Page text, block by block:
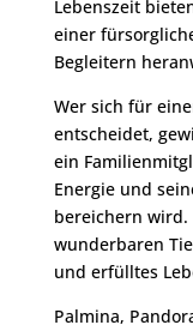
Lebenszeit
einer
Begleitern
Wer sich für
entscheidet,
ein
Energie und
bereichern wird.
wunderbaren
und erfülltes
Palmina,